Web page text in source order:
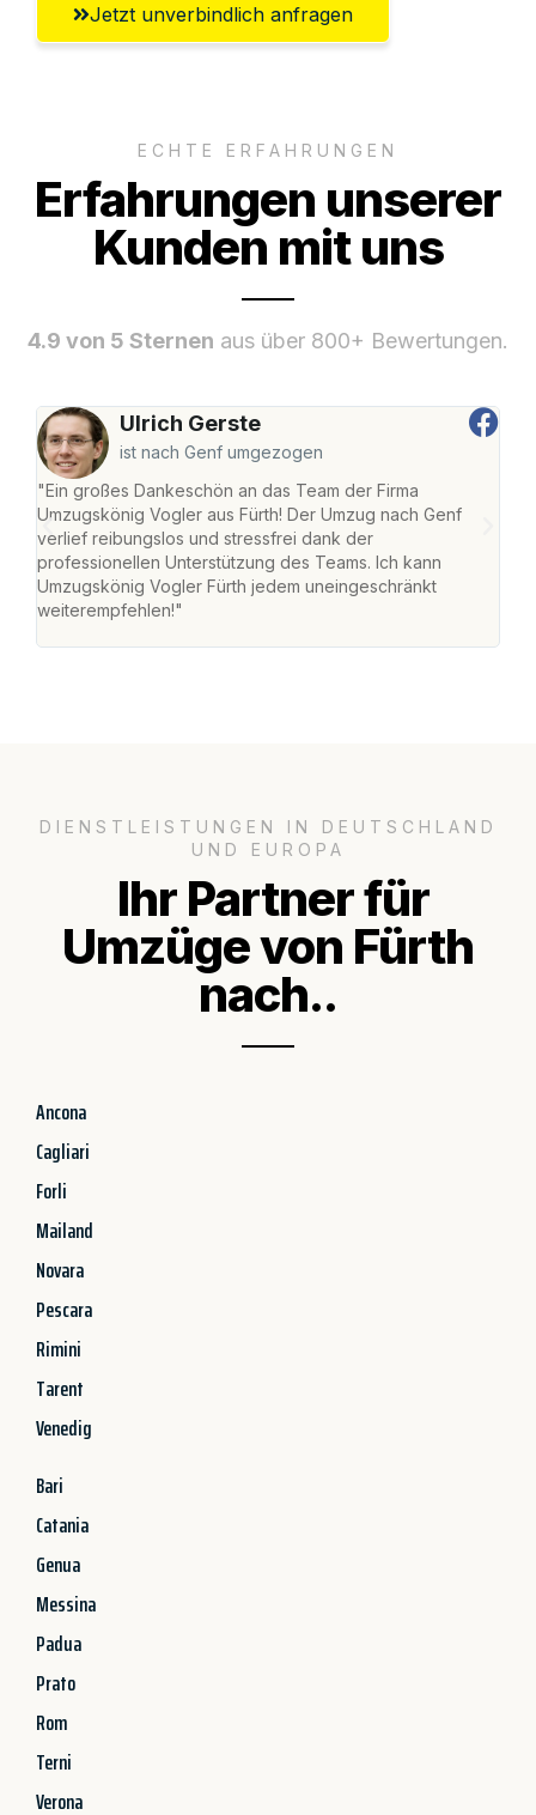
Jetzt unverbindlich anfragen
ECHTE ERFAHRUNGEN
Erfahrungen unserer
Kunden mit uns
4.9 von 5 Sternen aus über 800+ Bewertungen.
Ulrich Gerste
ist nach Genf umgezogen
"Ein großes Dankeschön an das Team der Firma
Umzugskönig Vogler aus Fürth! Der Umzug nach Genf
verlief reibungslos und stressfrei dank der
professionellen Unterstützung des Teams. Ich kann
Umzugskönig Vogler Fürth jedem uneingeschränkt
weiterempfehlen!"
DIENSTLEISTUNGEN IN DEUTSCHLAND
UND EUROPA
Ihr Partner für
Umzüge von Fürth
nach..
Ancona
Cagliari
Forli
Mailand
Novara
Pescara
Rimini
Tarent
Venedig
Bari
Catania
Genua
Messina
Padua
Prato
Rom
Terni
Verona